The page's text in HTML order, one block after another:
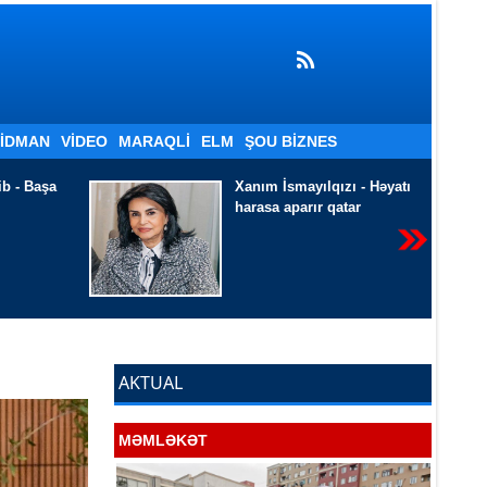
İDMAN VIDEO MARAQLI ELM ŞOU BIZNES
- Həyatı
Sevinc Qərib - ÖMÜRDÜ
DƏ..
AKTUAL
MƏMLƏKƏT